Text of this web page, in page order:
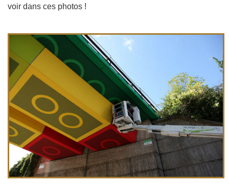
voir dans ces photos !